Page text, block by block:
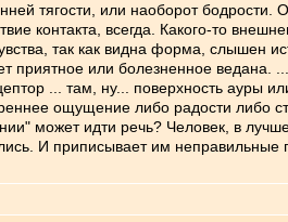
тягости, или наоборот
контакта, всегда. Какого-то
так как видна форма, слышен
приятное или болезненное
... там, ну... поверхность ауры
ощущение либо радости
может идти речь? Человек, в
И приписывает им